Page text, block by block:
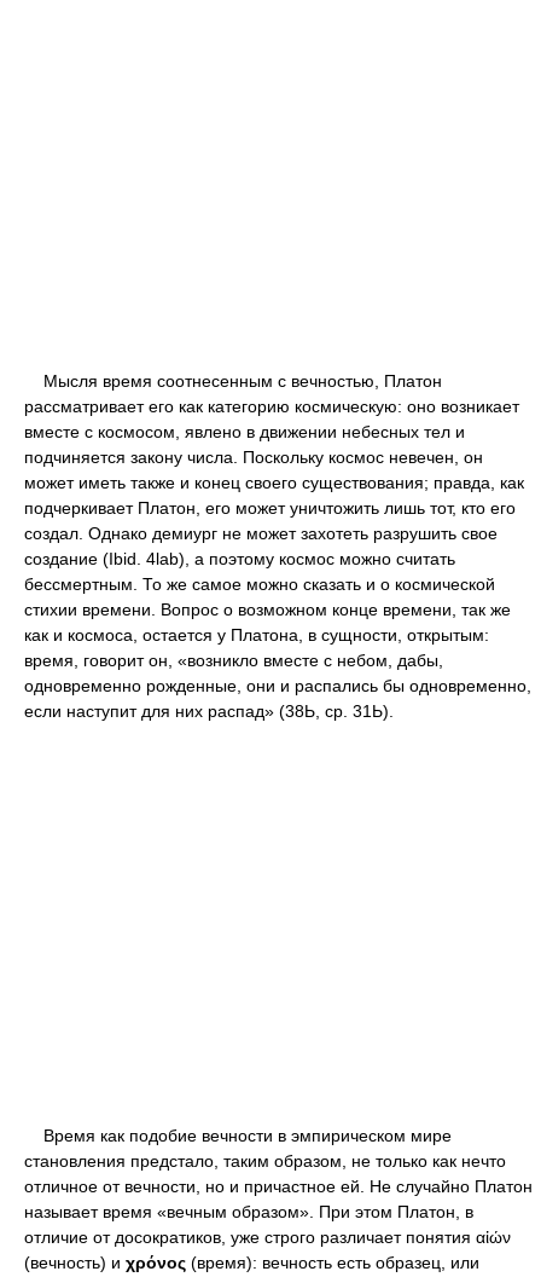
Мысля время соотнесенным с вечностью, Платон
рассматривает его как категорию космическую: оно возникает
вместе с космосом, явлено в движении небесных тел и
подчиняется закону числа. Поскольку космос невечен, он
может иметь также и конец своего существования; правда, как
подчеркивает Платон, его может уничтожить лишь тот, кто его
создал. Однако демиург не может захотеть разрушить свое
создание (Ibid. 4lab), а поэтому космос можно считать
бессмертным. То же самое можно сказать и о космической
стихии времени. Вопрос о возможном конце времени, так же
как и космоса, остается у Платона, в сущности, открытым:
время, говорит он, «возникло вместе с небом, дабы,
одновременно рожденные, они и распались бы одновременно,
если наступит для них распад» (38Ь, ср. 31Ь).
Время как подобие вечности в эмпирическом мире
становления предстало, таким образом, не только как нечто
отличное от вечности, но и причастное ей. Не случайно Платон
называет время «вечным образом». При этом Платон, в
отличие от досократиков, уже строго различает понятия αἰών
(вечность) и χρόνος (время): вечность есть образец, или